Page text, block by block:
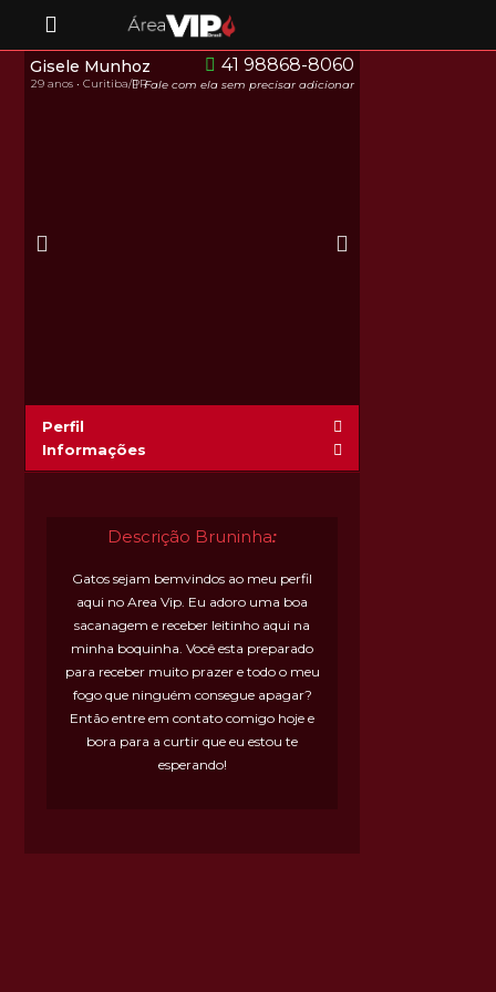
41 98868-8060
Fale com ela sem precisar adicionar
Gisele Munhoz
29 anos • Curitiba/PR
Perfil
Informações
Descrição Bruninha:
Gatos sejam bemvindos ao meu perfil
aqui no Area Vip. Eu adoro uma boa
sacanagem e receber leitinho aqui na
minha boquinha. Você esta preparado
para receber muito prazer e todo o meu
fogo que ninguém consegue apagar?
Então entre em contato comigo hoje e
bora para a curtir que eu estou te
esperando!